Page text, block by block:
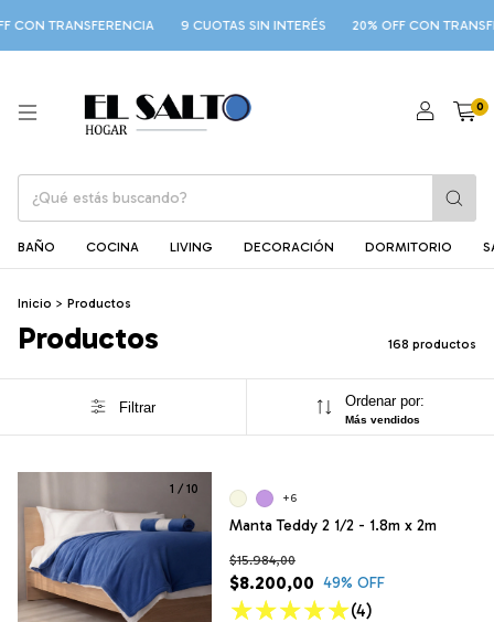
9 CUOTAS SIN INTERÉS 20% OFF CON TRANSFERENCIA 9
0
BAÑO COCINA LIVING DECORACIÓN DORMITORIO
Inicio > Productos
Productos 168 productos
Filtrar Ordenar por:
Más vendidos
1 / 10
Manta Teddy 2 1/2 - 1.8m x 2m
$8.200,00
$15.984,00
49% OFF
(4)
+6